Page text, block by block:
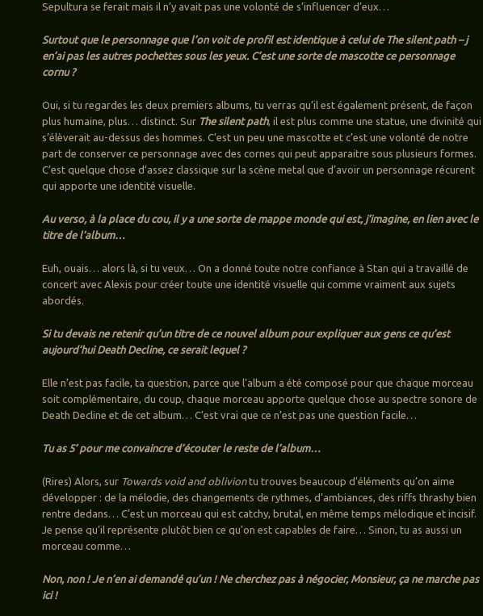
Sepultura se ferait mais il n’y avait pas une volonté de s’influencer d’eux…
Surtout que le personnage que l’on voit de profil est identique à celui de The silent path – j
en’ai pas les autres pochettes sous les yeux. C’est une sorte de mascotte ce personnage
cornu ?
Oui, si tu regardes les deux premiers albums, tu verras qu’il est également présent, de façon
plus humaine, plus… distinct. Sur The silent path, il est plus comme une statue, une divinité qui
s’élèverait au-dessus des hommes. C’est un peu une mascotte et c’est une volonté de notre
part de conserver ce personnage avec des cornes qui peut apparaitre sous plusieurs formes.
C’est quelque chose d’assez classique sur la scène metal que d’avoir un personnage récurent
qui apporte une identité visuelle.
Au verso, à la place du cou, il y a une sorte de mappe monde qui est, j’imagine, en lien avec le
titre de l’album…
Euh, ouais… alors là, si tu veux… On a donné toute notre confiance à Stan qui a travaillé de
concert avec Alexis pour créer toute une identité visuelle qui comme vraiment aux sujets
abordés.
Si tu devais ne retenir qu’un titre de ce nouvel album pour expliquer aux gens ce qu’est
aujourd’hui Death Decline, ce serait lequel ?
Elle n’est pas facile, ta question, parce que l’album a été composé pour que chaque morceau
soit complémentaire, du coup, chaque morceau apporte quelque chose au spectre sonore de
Death Decline et de cet album… C’est vrai que ce n’est pas une question facile…
Tu as 5’ pour me convaincre d’écouter le reste de l’album…
(Rires) Alors, sur Towards void and obliviontu trouves beaucoup d’éléments qu’on aime
développer : de la mélodie, des changements de rythmes, d’ambiances, des riffs thrashy bien
rentre dedans… C’est un morceau qui est catchy, brutal, en même temps mélodique et incisif.
Je pense qu’il représente plutôt bien ce qu’on est capables de faire… Sinon, tu as aussi un
morceau comme…
Non, non ! Je n’en ai demandé qu’un ! Ne cherchez pas à négocier, Monsieur, ça ne marche pas
ici !